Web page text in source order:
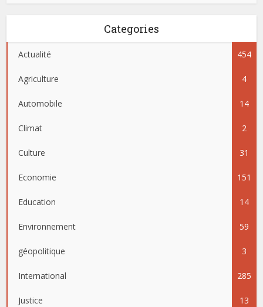
Categories
Actualité 454
Agriculture 4
Automobile 14
Climat 2
Culture 31
Economie 151
Education 14
Environnement 59
géopolitique 3
International 285
Justice 13